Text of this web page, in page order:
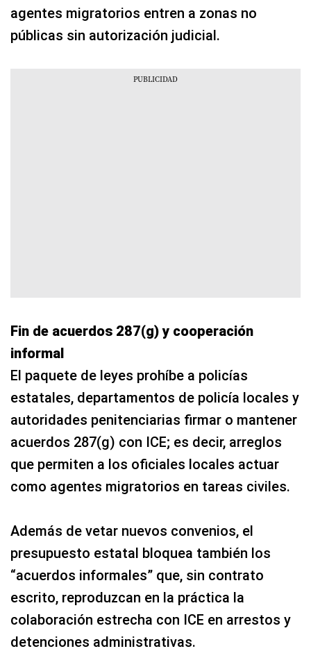
agentes migratorios entren a zonas no
públicas sin autorización judicial.
Fin de acuerdos 287(g) y cooperación
informal
El paquete de leyes prohíbe a policías
estatales, departamentos de policía locales y
autoridades penitenciarias firmar o mantener
acuerdos 287(g) con ICE; es decir, arreglos
que permiten a los oficiales locales actuar
como agentes migratorios en tareas civiles.
Además de vetar nuevos convenios, el
presupuesto estatal bloquea también los
“acuerdos informales” que, sin contrato
escrito, reproduzcan en la práctica la
colaboración estrecha con ICE en arrestos y
detenciones administrativas.